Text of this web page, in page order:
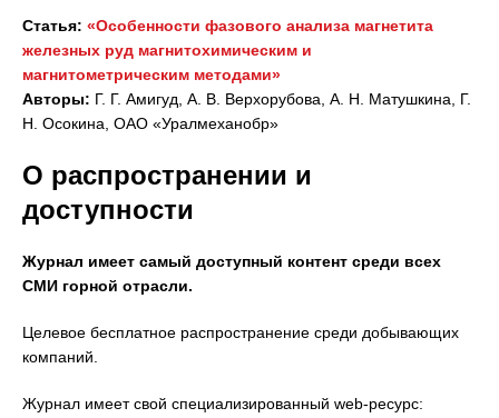
Статья: «Особенности фазового анализа магнетита
железных руд магнитохимическим и
магнитометрическим методами»
Авторы: Г. Г. Амигуд, А. В. Верхорубова, А. Н. Матушкина, Г.
Н. Осокина, ОАО «Уралмеханобр»
О распространении и
доступности
Журнал имеет самый доступный контент среди всех
СМИ горной отрасли.
Целевое бесплатное распространение среди добывающих
компаний.
Журнал имеет свой специализированный web-ресурс: